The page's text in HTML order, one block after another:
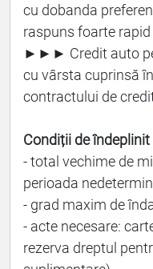
cu dobanda
raspuns foarte rapid
►►► Credit auto
cu vârsta cuprinsă
contractului de
Condiții de
- total vechime de
perioada
- grad maxim de
- acte necesare:
rezerva dreptul